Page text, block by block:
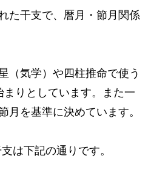
た干支で、暦月・節月関係
（気学）や四柱推命で使う
りとしています。また一
月を基準に決めています。
は下記の通りです。